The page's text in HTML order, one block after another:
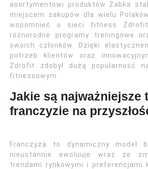
asortymentowi produktów Żabka
miejscem zakupów dla wielu
wspomnieć o sieci fitness
różnorodne programy treningowe
swoich członków. Dzięki
potrzeb klientów oraz
Zdrofit zdobył dużą popularność
fitnessowym.
Jakie są najważniejsze
franczyzie na
Franczyza to dynamiczny model
nieustannie ewoluuje wraz ze
trendami rynkowymi i preferencjami